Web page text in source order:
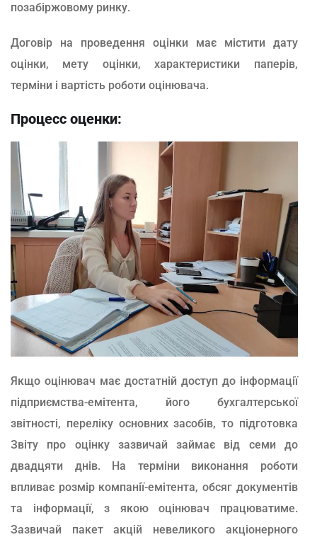
позабіржовому ринку.
Договір на проведення оцінки має містити дату
оцінки, мету оцінки, характеристики паперів,
терміни і вартість роботи оцінювача.
Процесс оценки:
Якщо оцінювач має достатній доступ до інформації
підприємства-емітента, його бухгалтерської
звітності, переліку основних засобів, то підготовка
Звіту про оцінку зазвичай займає від семи до
двадцяти днів. На терміни виконання роботи
впливає розмір компанії-емітента, обсяг документів
та інформації, з якою оцінювач працюватиме.
Зазвичай пакет акцій невеликого акціонерного